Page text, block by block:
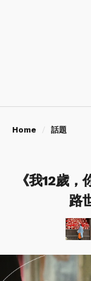
Home 話題
《我12歲
路